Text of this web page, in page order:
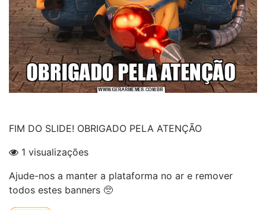
FIM DO SLIDE! OBRIGADO PELA ATENÇÃO
1 visualizações
Ajude-nos a manter a plataforma no ar e remover
todos estes banners 🥺